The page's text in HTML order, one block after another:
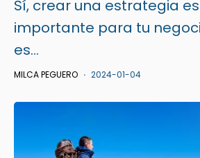
Sí, crear una estrategia es
importante para tu
es...
MILCA PEGUERO 2024-01-04